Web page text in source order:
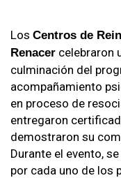
Los Centros de
Renacer celebraron
culminación del
acompañamiento
en proceso de
entregaron
demostraron su
Durante el evento,
por cada uno de los